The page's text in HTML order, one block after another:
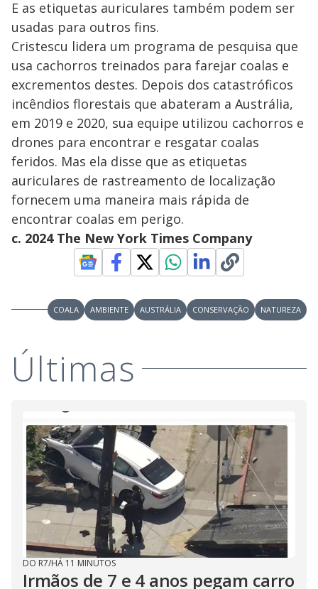
E as etiquetas auriculares também podem ser
usadas para outros fins.
Cristescu lidera um programa de pesquisa que
usa cachorros treinados para farejar coalas e
excrementos destes. Depois dos catastróficos
incêndios florestais que abateram a Austrália,
em 2019 e 2020, sua equipe utilizou cachorros e
drones para encontrar e resgatar coalas
feridos. Mas ela disse que as etiquetas
auriculares de rastreamento de localização
fornecem uma maneira mais rápida de
encontrar coalas em perigo.
c. 2024 The New York Times Company
COALA AMBIENTE AUSTRÁLIA CONSERVAÇÃO NATUREZA
Últimas
DO R7/HÁ 11 MINUTOS
Irmãos de 7 e 4 anos pegam carro